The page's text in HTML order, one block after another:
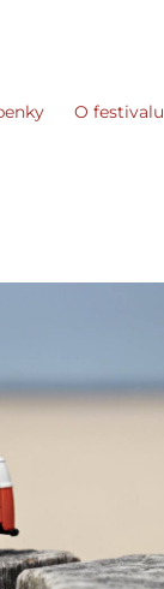
O festivalu